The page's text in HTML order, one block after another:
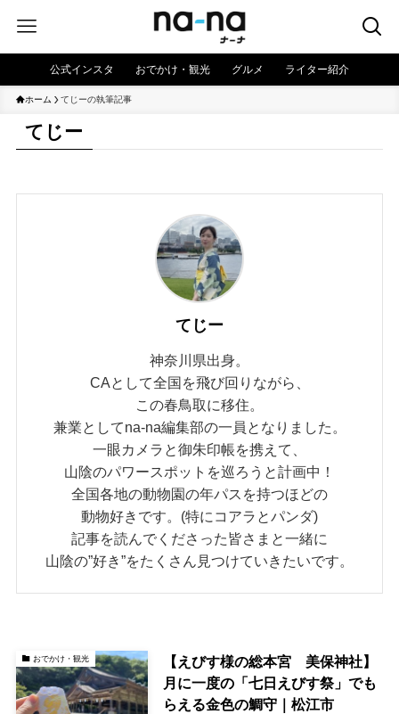
公式インスタ おでかけ・観光 グルメ ライター紹介
ホーム てじーの執筆記事
てじー
てじー
神奈川県出身。
CAとして全国を飛び回りながら、
この春鳥取に移住。
兼業としてna-na編集部の一員となりました。
一眼カメラと御朱印帳を携えて、
山陰のパワースポットを巡ろうと計画中！
全国各地の動物園の年パスを持つほどの
動物好きです。(特にコアラとパンダ)
記事を読んでくださった皆さまと一緒に
山陰の”好き”をたくさん見つけていきたいです。
おでかけ・観光
【えびす様の総本宮 美保神社】
月に一度の「七日えびす祭」でも
らえる金色の鯛守｜松江市